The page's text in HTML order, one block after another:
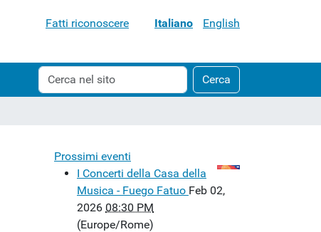
Fatti riconoscere Italiano English
Cerca
nel
Cerca
Ricerca
avanzata…
Prossimi eventi
I Concerti della Casa della
Musica - Fuego Fatuo Feb 02,
2026 08:30 PM
(Europe/Rome)